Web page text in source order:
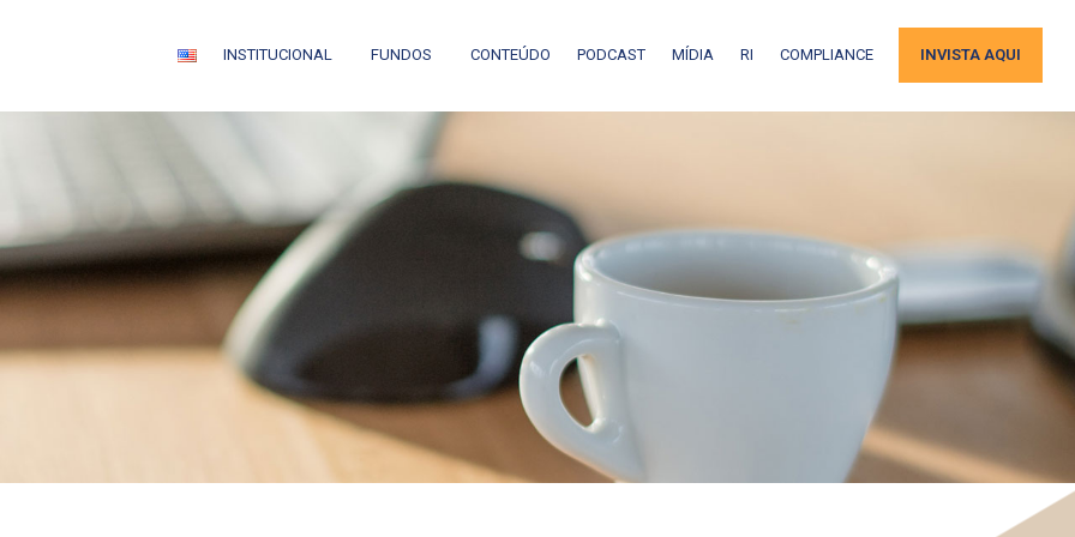
INSTITUCIONAL FUNDOS CONTEÚDO PODCAST MÍDIA RI COMPLIANCE INVISTA AQUI